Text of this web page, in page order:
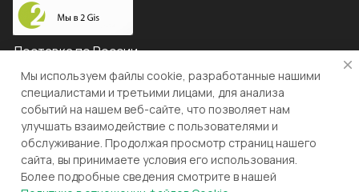
Доставка по России
© 2026 "ЛЕВША"
Конфиденциальность
Оферта
Разработка и поддержка gianit.ru
Мы используем файлы cookie, разработанные нашими
специалистами и третьими лицами, для анализа
событий на нашем веб-сайте, что позволяет нам
улучшать взаимодействие с пользователями и
обслуживание. Продолжая просмотр страниц нашего
сайта, вы принимаете условия его использования.
Более подробные сведения смотрите в нашей